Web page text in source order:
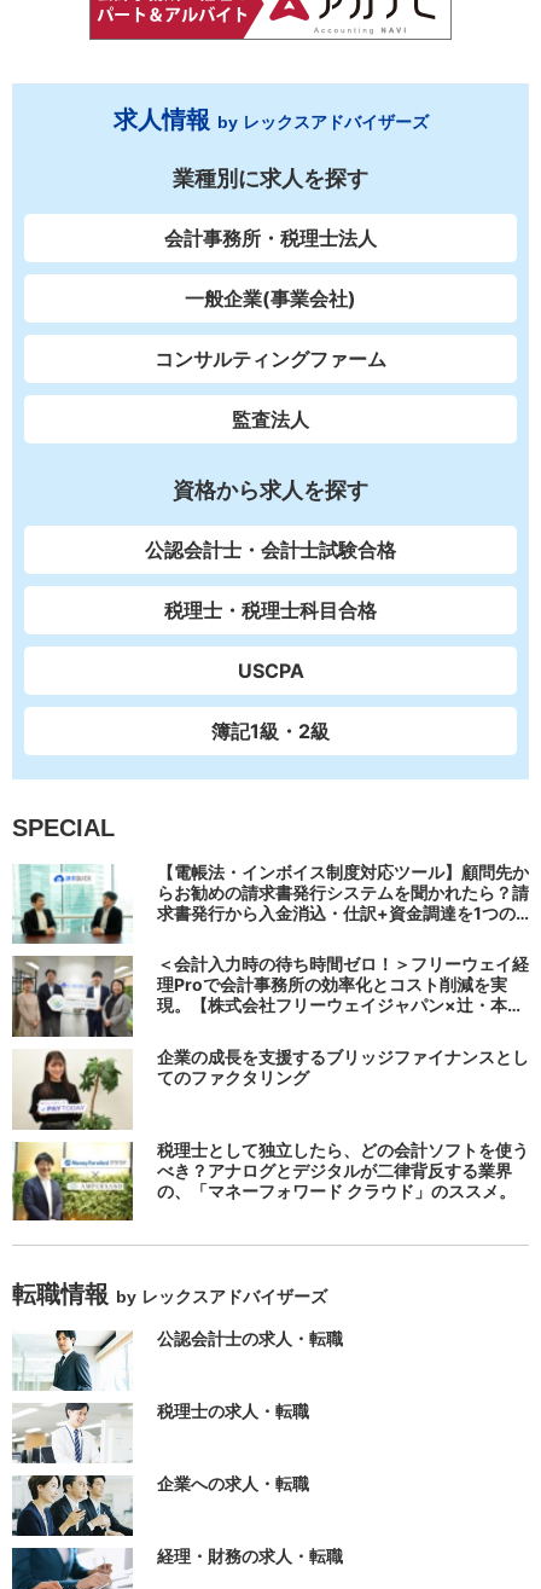
求人情報 by レックスアドバイザーズ
業種別に求人を探す
会計事務所・税理士法人
一般企業(事業会社)
コンサルティングファーム
監査法人
資格から求人を探す
公認会計士・会計士試験合格
税理士・税理士科目合格
USCPA
簿記1級・2級
SPECIAL
【電帳法・インボイス制度対応ツール】顧問先か
らお勧めの請求書発行システムを聞かれたら？請
求書発行から入金消込・仕訳+資金調達を1つの
＜会計入力時の待ち時間ゼロ！＞フリーウェイ経
理Proで会計事務所の効率化とコスト削減を実
現。【株式会社フリーウェイジャパン×辻・本郷
企業の成長を支援するブリッジファイナンスとし
てのファクタリング
税理士として独立したら、どの会計ソフトを使う
べき？アナログとデジタルが二律背反する業界
の、「マネーフォワード クラウド」のススメ。
転職情報 by レックスアドバイザーズ
公認会計士の求人・転職
税理士の求人・転職
企業への求人・転職
経理・財務の求人・転職